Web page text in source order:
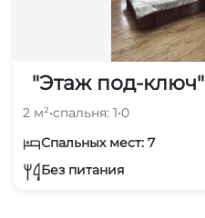
"Этаж под-ключ"
2 м²•спальня: 1•0
Спальных мест: 7
Без питания